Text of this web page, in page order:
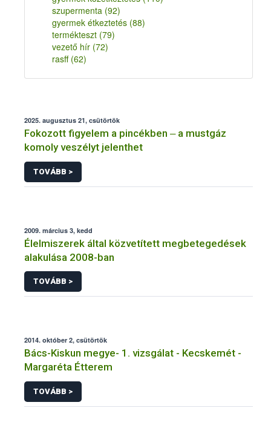
szupermenta (92)
gyermek étkeztetés (88)
termékteszt (79)
vezető hír (72)
rasff (62)
2025. augusztus 21, csütörtök
Fokozott figyelem a pincékben ‒ a mustgáz
komoly veszélyt jelenthet
TOVÁBB >
2009. március 3, kedd
Élelmiszerek által közvetített megbetegedések
alakulása 2008-ban
TOVÁBB >
2014. október 2, csütörtök
Bács-Kiskun megye- 1. vizsgálat - Kecskemét -
Margaréta Étterem
TOVÁBB >